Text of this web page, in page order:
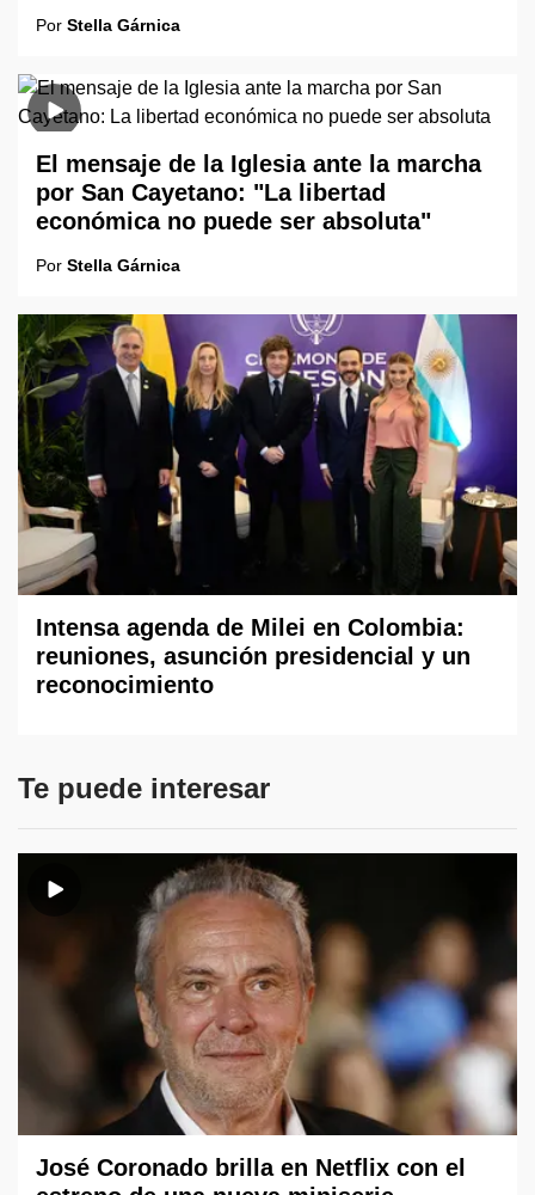
Por Stella Gárnica
El mensaje de la Iglesia ante la marcha
por San Cayetano: "La libertad
económica no puede ser absoluta"
Por Stella Gárnica
Intensa agenda de Milei en Colombia:
reuniones, asunción presidencial y un
reconocimiento
Te puede interesar
José Coronado brilla en Netflix con el